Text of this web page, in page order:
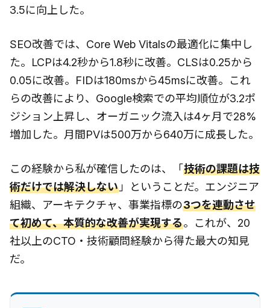
3.5に向上した。
SEO改善では、Core Web Vitalsの最適化に集中し
た。LCPは4.2秒から1.8秒に改善。CLSは0.25から
0.05に改善。FIDは180msから45msに改善。これ
らの改善により、Google検索での平均順位が3.2ポ
ジション上昇し、オーガニック流入は4ヶ月で28%
増加した。月間PVは500万から640万に成長した。
この経験から私が確信したのは、「技術の課題は技
術だけでは解決しない」ということだ。エンジニア
組織、アーキテクチャ、事業指標の3つを連動させ
て初めて、本質的な改善が実現する。これが、20
社以上のCTO・技術顧問経験から得た最大の知見
だ。